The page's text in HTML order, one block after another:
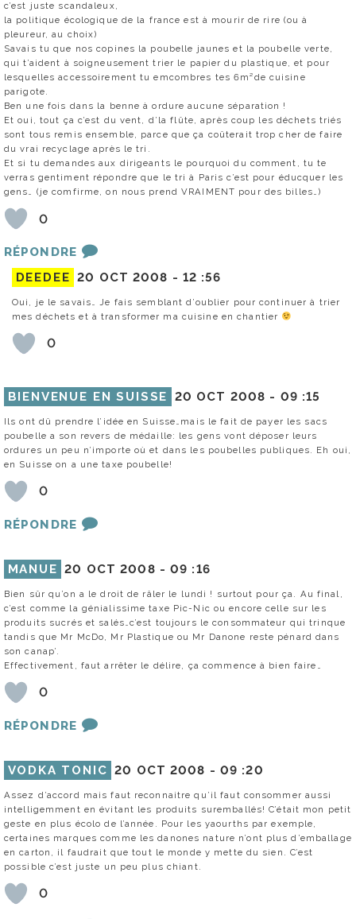
c’est juste scandaleux,
la politique écologique de la france est à mourir de rire (ou à
pleureur, au choix)
Savais tu que nos copines la poubelle jaunes et la poubelle verte,
qui t’aident à soigneusement trier le papier du plastique, et pour
lesquelles accessoirement tu emcombres tes 6m²de cuisine
parigote.
Ben une fois dans la benne à ordure aucune séparation !
Et oui, tout ça c’est du vent, d’la flûte, après coup les déchets triés
sont tous remis ensemble, parce que ça coûterait trop cher de faire
du vrai recyclage après le tri.
Et si tu demandes aux dirigeants le pourquoi du comment, tu te
verras gentiment répondre que le tri à Paris c’est pour éducquer les
gens… (je comfirme, on nous prend VRAIMENT pour des billes…)
0
RÉPONDRE
DEEDEE 20 OCT 2008 - 12 :56
Oui, je le savais… Je fais semblant d’oublier pour continuer à trier
mes déchets et à transformer ma cuisine en chantier
0
BIENVENUE EN SUISSE 20 OCT 2008 - 09 :15
Ils ont dû prendre l’idée en Suisse…mais le fait de payer les sacs
poubelle a son revers de médaille: les gens vont déposer leurs
ordures un peu n’importe où et dans les poubelles publiques. Eh oui,
en Suisse on a une taxe poubelle!
0
RÉPONDRE
MANUE 20 OCT 2008 -09 :16
Bien sûr qu’on a le droit de râler le lundi ! surtout pour ça. Au final,
c’est comme la génialissime taxe Pic-Nic ou encore celle sur les
produits sucrés et salés…c’est toujours le consommateur qui trinque
tandis que Mr McDo, Mr Plastique ou Mr Danone reste pénard dans
son canap’.
Effectivement, faut arrêter le délire, ça commence à bien faire…
0
RÉPONDRE
VODKA TONIC 20 OCT 2008 - 09 :20
Assez d’accord mais faut reconnaitre qu’il faut consommer aussi
intelligemment en évitant les produits suremballés! C’était mon petit
geste en plus écolo de l’année. Pour les yaourths par exemple,
certaines marques comme les danones nature n’ont plus d’emballage
en carton, il faudrait que tout le monde y mette du sien. C’est
possible c’est juste un peu plus chiant.
0